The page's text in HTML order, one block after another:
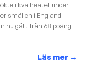
i kvalheatet under
smällen i England
nu gått från 68 poäng
Läs mer →